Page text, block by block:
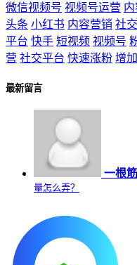
微信视频号 视频号运营
头条 小红书 内容营销 社
平台 快手 短视频 视频号
营 社交平台 快速涨粉 增
最新留言
一根筋
量怎么弄？